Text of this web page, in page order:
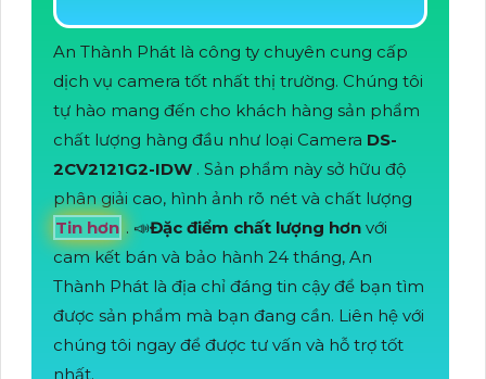
An Thành Phát là công ty chuyên cung cấp
dịch vụ camera tốt nhất thị trường. Chúng tôi
tự hào mang đến cho khách hàng sản phẩm
chất lượng hàng đầu như loại Camera DS-
2CV2121G2-IDW . Sản phẩm này sở hữu độ
phân giải cao, hình ảnh rõ nét và chất lượng
Tin hơn . 📣Đặc điểm chất lượng hơn với
cam kết bán và bảo hành 24 tháng, An
Thành Phát là địa chỉ đáng tin cậy để bạn tìm
được sản phẩm mà bạn đang cần. Liên hệ với
chúng tôi ngay để được tư vấn và hỗ trợ tốt
nhất.